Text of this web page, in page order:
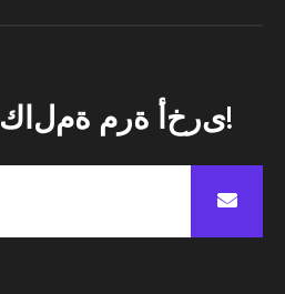
ك لمة م رة أ خ رى!